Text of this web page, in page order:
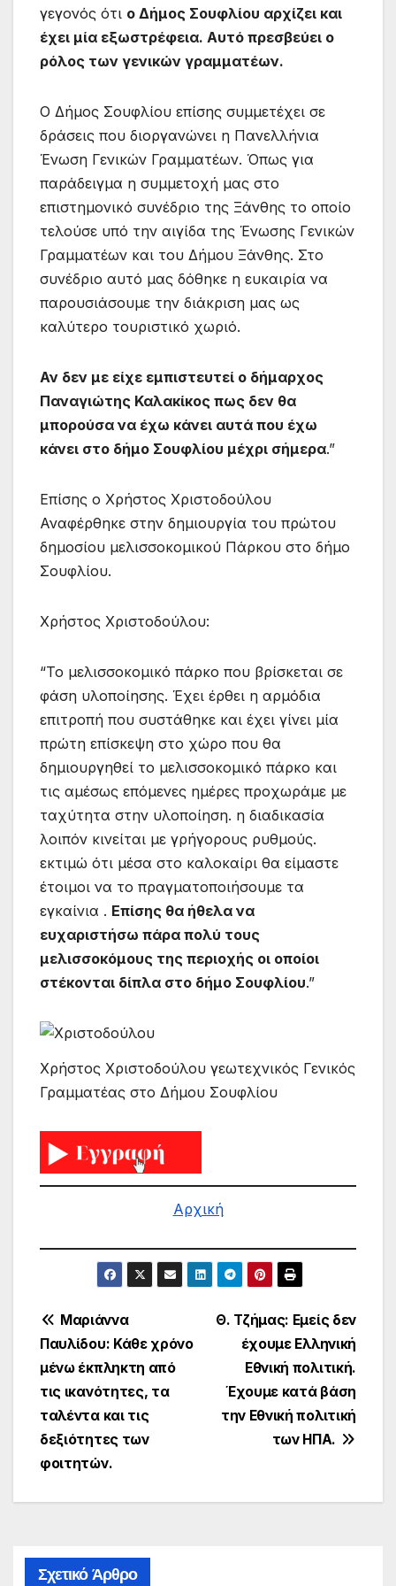
γεγονός ότι ο Δήμος Σουφλίου αρχίζει και
έχει μία εξωστρέφεια. Αυτό πρεσβεύει ο
ρόλος των γενικών γραμματέων.
Ο Δήμος Σουφλίου επίσης συμμετέχει σε
δράσεις που διοργανώνει η Πανελλήνια
Ένωση Γενικών Γραμματέων. Όπως για
παράδειγμα η συμμετοχή μας στο
επιστημονικό συνέδριο της Ξάνθης το οποίο
τελούσε υπό την αιγίδα της Ένωσης Γενικών
Γραμματέων και του Δήμου Ξάνθης. Στο
συνέδριο αυτό μας δόθηκε η ευκαιρία να
παρουσιάσουμε την διάκριση μας ως
καλύτερο τουριστικό χωριό.
Αν δεν με είχε εμπιστευτεί ο δήμαρχος
Παναγιώτης Καλακίκος πως δεν θα
μπορούσα να έχω κάνει αυτά που έχω
κάνει στο δήμο Σουφλίου μέχρι σήμερα.”
Επίσης ο Χρήστος Χριστοδούλου
Αναφέρθηκε στην δημιουργία του πρώτου
δημοσίου μελισσοκομικού Πάρκου στο δήμο
Σουφλίου.
Χρήστος Χριστοδούλου:
“Το μελισσοκομικό πάρκο που βρίσκεται σε
φάση υλοποίησης. Έχει έρθει η αρμόδια
επιτροπή που συστάθηκε και έχει γίνει μία
πρώτη επίσκεψη στο χώρο που θα
δημιουργηθεί το μελισσοκομικό πάρκο και
τις αμέσως επόμενες ημέρες προχωράμε με
ταχύτητα στην υλοποίηση. η διαδικασία
λοιπόν κινείται με γρήγορους ρυθμούς.
εκτιμώ ότι μέσα στο καλοκαίρι θα είμαστε
έτοιμοι να το πραγματοποιήσουμε τα
εγκαίνια . Επίσης θα ήθελα να
ευχαριστήσω πάρα πολύ τους
μελισσοκόμους της περιοχής οι οποίοι
στέκονται δίπλα στο δήμο Σουφλίου.”
Χρήστος Χριστοδούλου γεωτεχνικός Γενικός
Γραμματέας στο Δήμου Σουφλίου
Αρχική
Πλοήγηση
άρθρων
Θ. Τζήμας: Εμείς δεν
έχουμε Ελληνική
Εθνική πολιτική.
Έχουμε κατά βάση
την Εθνική πολιτική
των ΗΠΑ.
Μαριάννα
Παυλίδου: Κάθε χρόνο
μένω έκπληκτη από
τις ικανότητες, τα
ταλέντα και τις
δεξιότητες των
φοιτητών.
Σχετικό Άρθρο